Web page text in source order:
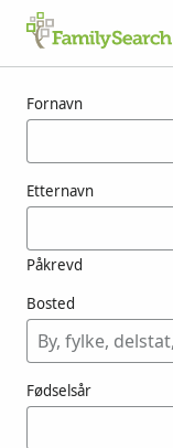
Fornavn
Etternavn
Påkrevd
Bosted
Fødselsår